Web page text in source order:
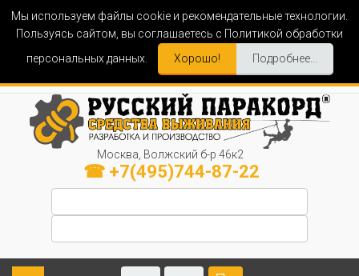
Мы используем файлы cookie и рекомендательные технологии.
Пользуясь сайтом, вы соглашаетесь с Политикой обработки
персональных данных.
Хорошо! Подробнее...
Москва, Волжский б-р 46к2
☎ +7(495)744-87-22